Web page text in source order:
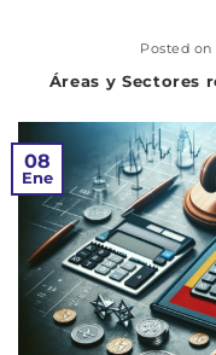
Posted on
08
Ene